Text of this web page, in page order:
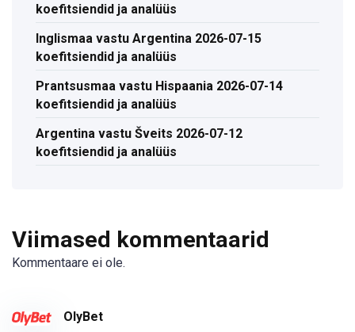
koefitsiendid ja analüüs
Inglismaa vastu Argentina 2026-07-15
koefitsiendid ja analüüs
Prantsusmaa vastu Hispaania 2026-07-14
koefitsiendid ja analüüs
Argentina vastu Šveits 2026-07-12
koefitsiendid ja analüüs
Viimased kommentaarid
Kommentaare ei ole.
OlyBet